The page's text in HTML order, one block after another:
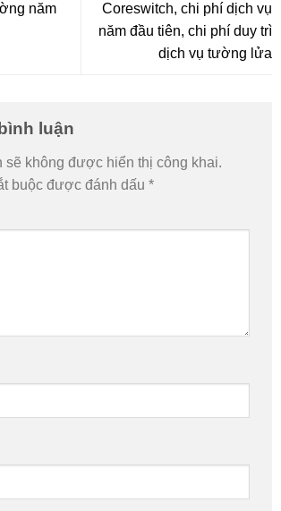
năm
Coreswitch, chi phí dịch vụ
năm đầu tiên, chi phí duy trì
dịch vụ tường lửa
luận
sẽ không được hiển thị công khai.
buộc được đánh dấu *